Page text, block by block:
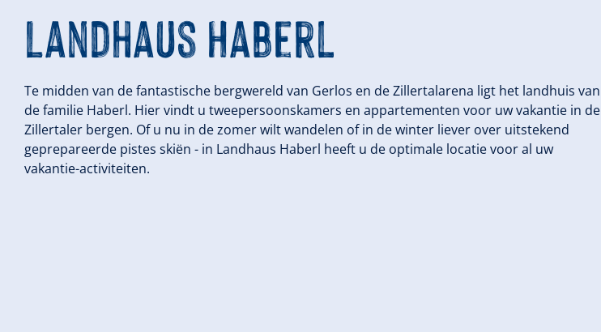
Landhaus Haberl
Te midden van de fantastische bergwereld van Gerlos en de Zillertalarena ligt het landhuis van
de familie Haberl. Hier vindt u tweepersoonskamers en appartementen voor uw vakantie in de
Zillertaler bergen. Of u nu in de zomer wilt wandelen of in de winter liever over uitstekend
geprepareerde pistes skiën - in Landhaus Haberl heeft u de optimale locatie voor al uw
vakantie-activiteiten.